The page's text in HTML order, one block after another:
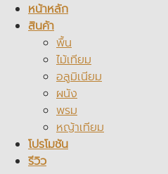
หน้าหลัก
สินค้า
พื้น
ไม้เทียม
อลูมิเนียม
ผนัง
พรม
หญ้าเทียม
โปรโมชัน
รีวิว